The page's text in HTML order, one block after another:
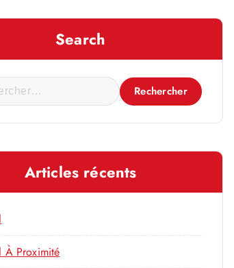
Search
Articles récents
À Proximité